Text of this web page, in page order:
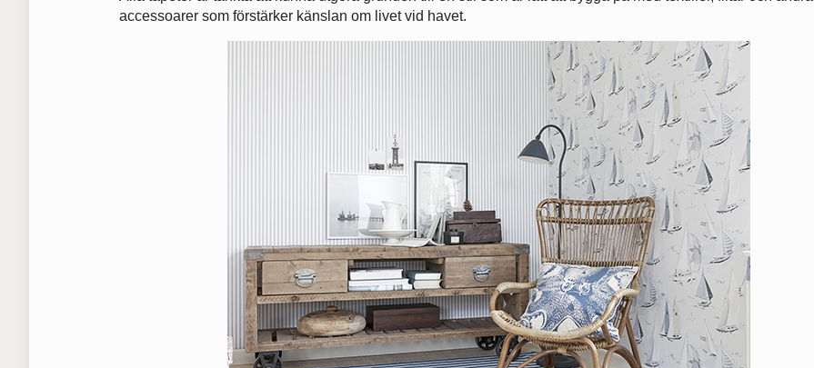
accessoarer som förstärker känslan om livet vid havet.